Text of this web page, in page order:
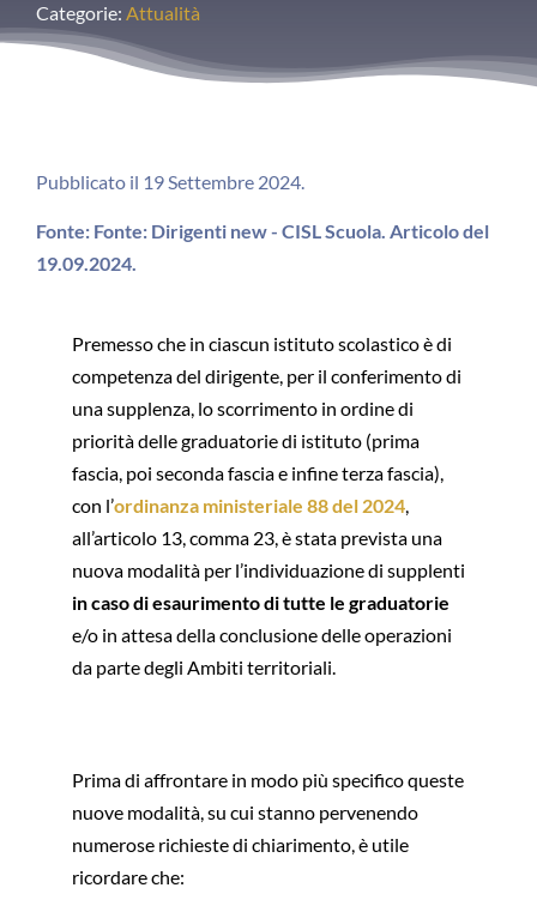
Pubblicazioni
Categorie: Attualità
Pubblicato il 19 Settembre 2024.
Fonte: Fonte: Dirigenti new - CISL Scuola. Articolo del
19.09.2024.
Premesso che in ciascun istituto scolastico è di
competenza del dirigente, per il conferimento di
una supplenza, lo scorrimento in ordine di
priorità delle graduatorie di istituto (prima
fascia, poi seconda fascia e infine terza fascia),
con l’ordinanza ministeriale 88 del 2024,
all’articolo 13, comma 23, è stata prevista una
nuova modalità per l’individuazione di supplenti
in caso di esaurimento di tutte le graduatorie
e/o in attesa della conclusione delle operazioni
da parte degli Ambiti territoriali.
Prima di affrontare in modo più specifico queste
nuove modalità, su cui stanno pervenendo
numerose richieste di chiarimento, è utile
ricordare che: